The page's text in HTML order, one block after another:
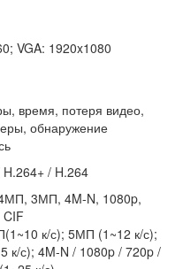
VGA: 1920x1080
время, потеря видео,
обнаружение
/ H.264
3МП, 4M-N, 1080p,
к/с); 5МП (1~12 к/с);
с); 4M-N / 1080p / 720p /